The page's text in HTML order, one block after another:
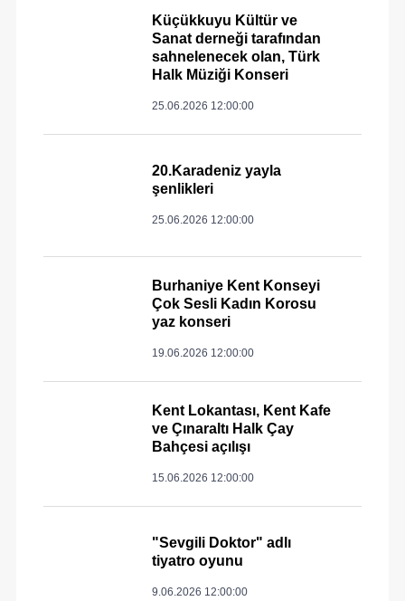
Küçükkuyu Kültür ve
Sanat derneği tarafından
sahnelenecek olan, Türk
Halk Müziği Konseri
25.06.2026 12:00:00
20.Karadeniz yayla
şenlikleri
25.06.2026 12:00:00
Burhaniye Kent Konseyi
Çok Sesli Kadın Korosu
yaz konseri
19.06.2026 12:00:00
Kent Lokantası, Kent Kafe
ve Çınaraltı Halk Çay
Bahçesi açılışı
15.06.2026 12:00:00
"Sevgili Doktor" adlı
tiyatro oyunu
9.06.2026 12:00:00